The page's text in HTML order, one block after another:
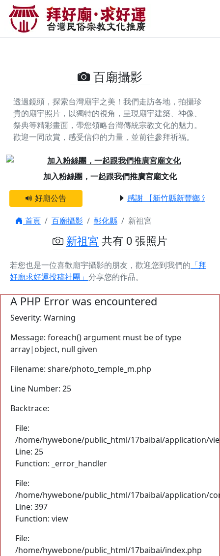
新祖宮的攝影照片 | 拜好廟求好運
找到與您有緣的信仰
百廟攝影
透過鏡頭，探索台灣廟宇之美！我們走訪各地，拍攝珍
貴的廟宇照片，以獨特的視角，呈現廟宇建築、神像、
祭典等精彩畫面，帶您領略台灣傳統宗教文化的魅力。
歡迎一同欣賞，感受信仰的力量，並前往參拜祈福。
加入粉絲團，一起跟我們推廣宮廟文化
Previous
好廟公告 感謝 【新竹縣新豐鄉 池和
首頁 百廟攝影 彰化縣 新祖宮
新祖宮 共有 0 張照片
若您也是一位喜歡廟宇攝影的朋友，歡迎您到我們的 「拜
好廟求好運投稿社團」 分享您的作品。
A PHP Error was encountered
Severity: Warning
Message: foreach() argument must be of type
array|object, null given
Filename: share/photo_temple_m.php
Line Number: 25
Backtrace:
File:
/home/hywebone/public_html/17baibai/application/
Line: 25
Function: _error_handler
File:
/home/hywebone/public_html/17baibai/application/
Line: 397
Function: view
File:
/home/hywebone/public_html/17baibai/index.php